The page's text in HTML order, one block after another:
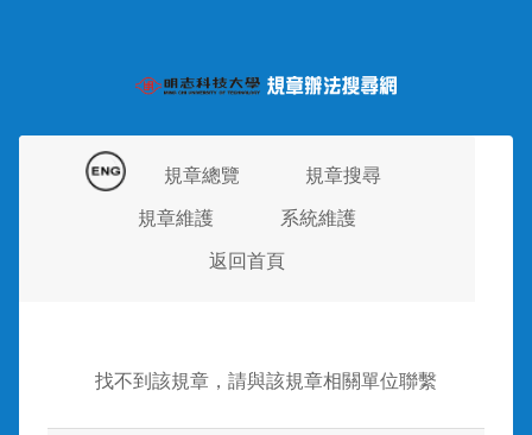
規章總覽 規章搜尋
規章維護 系統維護
返回首頁
找不到該規章，請與該規章相關單位聯繫